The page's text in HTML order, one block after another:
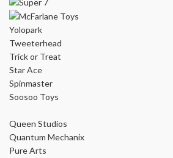
Yolopark
Tweeterhead
Trick or Treat
Star Ace
Spinmaster
Soosoo Toys
Queen Studios
Quantum Mechanix
Pure Arts